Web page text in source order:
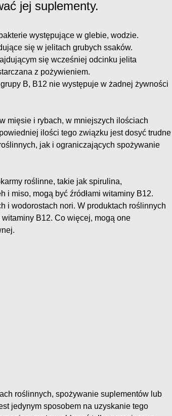
jej suplementy.
występujące w glebie, wodzie.
się w jelitach grubych ssaków.
się wcześniej odcinku jelita
z pożywieniem.
B, B12 nie występuje w żadnej żywności
mięsie i rybach, w mniejszych ilościach
ilości tego związku jest dosyć trudne
jak i ograniczających spożywanie
roślinne, takie jak spirulina,
i miso, mogą być źródłami witaminy B12.
i wodorostach nori. W produktach roślinnych
B12. Co więcej, mogą one
roślinnych, spożywanie suplementów lub
jedynym sposobem na uzyskanie tego